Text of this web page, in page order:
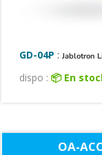
GD-04P :Jablotron
dispo : 📦 En
OA-